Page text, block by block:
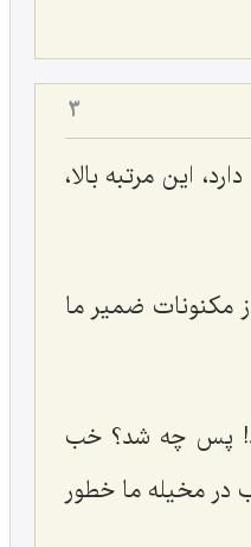
3
این مرتبه بالا،
مكنونات ضمیر ما
پس چه شد؟ خب
در مخیله ما خطور